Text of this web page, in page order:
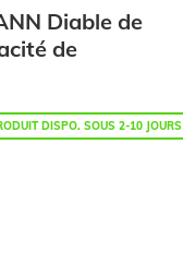
Diable de
de
DISPO. SOUS 2-10 JOURS